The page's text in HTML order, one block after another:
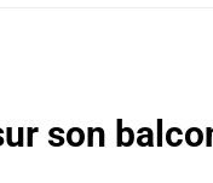
son